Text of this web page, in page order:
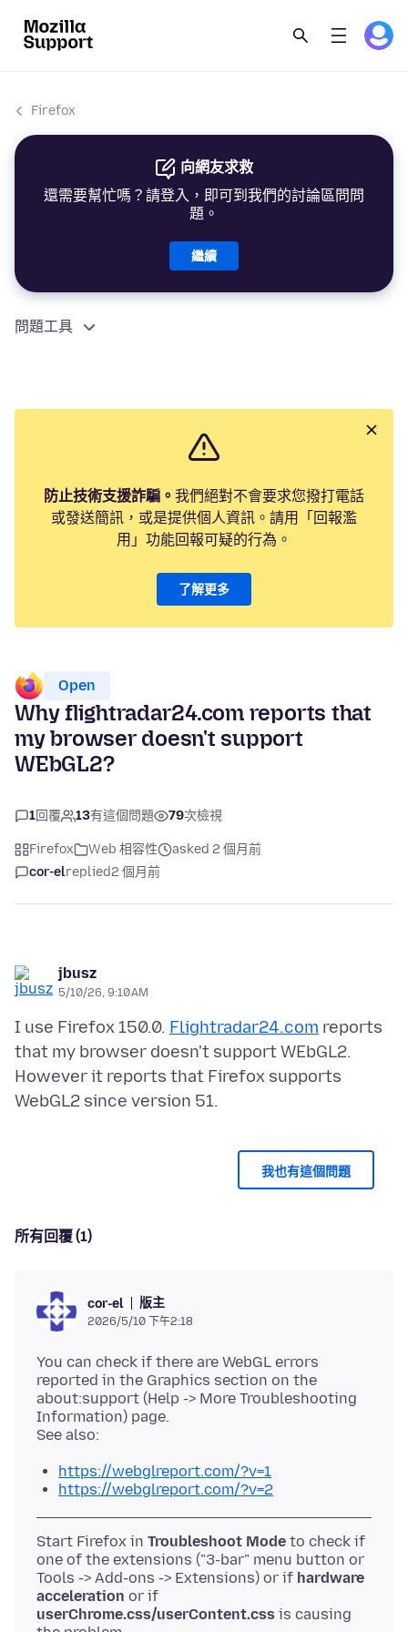
Firefox
向網友求救
還需要幫忙嗎？請登入，即可到我們的討論區問問
題。
繼續
問題工具
防止技術支援詐騙。 我們絕對不會要求您撥打電話
或發送簡訊，或是提供個人資訊。請用「回報濫
用」功能回報可疑的行為。
了解更多
Open
Why flightradar24.com reports that
my browser doesn't support
WEbGL2?
1回覆 13有這個問題 79次檢視
Firefox Web 相容性
asked 2 個月前
cor-elreplied2 個月前
jbusz
5/10/26, 9:10 AM
I use Firefox 150.0. Flightradar24.com reports
that my browser doesn't support WEbGL2.
However it reports that Firefox supports
我也有這個問題
所有回覆 (1)
cor-el 版主
2026/5/10 下午2:18
You can check if there are WebGL errors
reported in the Graphics section on the
about:support (Help -> More Troubleshooting
Information) page.
https://webglreport.com/?v=1
https://webglreport.com/?v=2
Start Firefox in Troubleshoot Mode to check if
one of the extensions ("3-bar" menu button or
Tools -> Add-ons -> Extensions) or if hardware
acceleration or if
userChrome.css/userContent.css is causing